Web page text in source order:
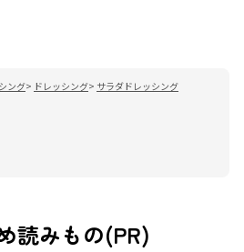
ング ドレッシング
サラダドレッシング
読みもの(PR)